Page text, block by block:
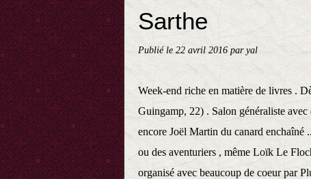
Sarthe
Publié le 22 avril 2016 par yal
Week-end riche en matière de livres .
Guingamp, 22) . Salon généraliste
encore Joël Martin du canard enchaîné
ou des aventuriers , même Loïk Le
organisé avec beaucoup de coeur par